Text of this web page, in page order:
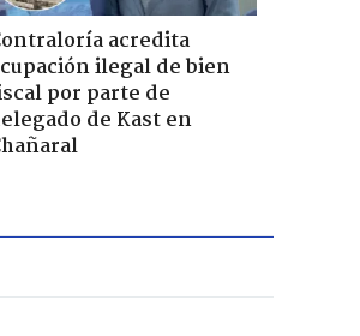
acredita
ilegal de bien
por parte de
de Kast en